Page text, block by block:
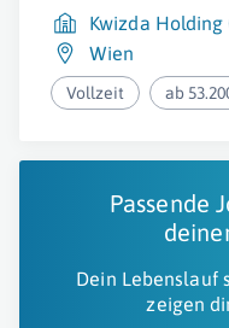
Kwizda Holding
Wien
Vollzeit ab
Passende
Dein Lebenslauf
zeigen